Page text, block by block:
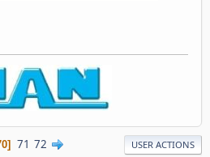
71 72 USER ACTIONS